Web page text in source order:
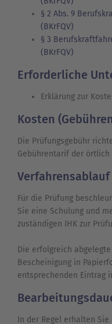
§ 2 Abs. 9
(BKrFQV)
§ 3
(BKrFQV)
Erforderliche
Erklärung zur
Kosten
Die Prüfungsgebühr
Gebührentarif der örtlich
Verfahrensablauf
Für die Prüfung
Sie eine Schulung und
zuständigen IHK zur
Die erfolgreich
Bescheinigung in
entsprechenden Eintrag
In der Regel erhalten